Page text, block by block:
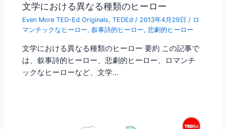
文学における異なる種類のヒーロー
Even More TED-Ed Originals,TEDEd / 2013年4月29日/ ロ
マンチックなヒーロー,叙事詩的ヒーロー,悲劇的ヒーロー
文学における異なる種類のヒーロー 要約 この記事で
は、叙事詩的ヒーロー、悲劇的ヒーロー、ロマンチ
ックなヒーローなど、文学…